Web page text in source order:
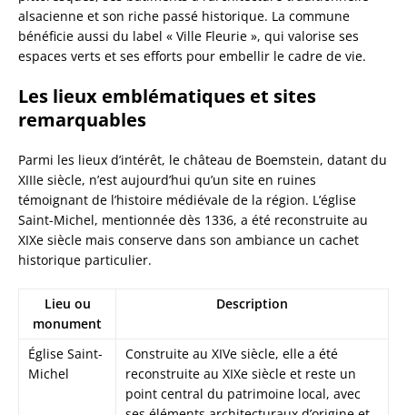
alsacienne et son riche passé historique. La commune
bénéficie aussi du label « Ville Fleurie », qui valorise ses
espaces verts et ses efforts pour embellir le cadre de vie.
Les lieux emblématiques et sites
remarquables
Parmi les lieux d’intérêt, le château de Boemstein, datant du
XIIIe siècle, n’est aujourd’hui qu’un site en ruines
témoignant de l’histoire médiévale de la région. L’église
Saint-Michel, mentionnée dès 1336, a été reconstruite au
XIXe siècle mais conserve dans son ambiance un cachet
historique particulier.
Lieu ou
monument
Description
Église Saint-
Michel
Construite au XIVe siècle, elle a été
reconstruite au XIXe siècle et reste un
point central du patrimoine local, avec